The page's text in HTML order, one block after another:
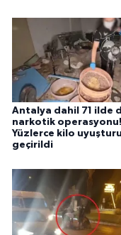
Antalya dahil 71 ilde
narkotik operasyonu!
Yüzlerce kilo
geçirildi